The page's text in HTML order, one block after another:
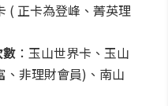
( 正卡為登峰、菁英理
：玉山世界卡、玉山
、非理財會員)、南山